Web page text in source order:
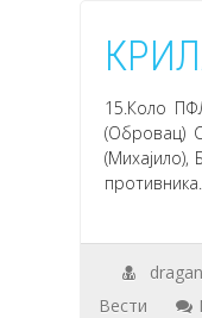
15.Коло
(Обровац)
(Михајило),
dragan
Вести